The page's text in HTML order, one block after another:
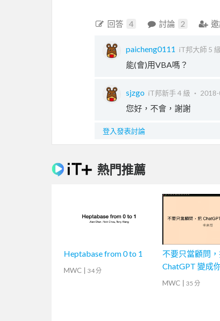
回答 4 討論 2
paicheng0111 iT邦大師 5
能(會)用VBA嗎？
sjzgo iT邦新手 4 級 ‧
您好，不會，謝謝
登入發表討論
熱門推薦
Heptabase from 0 to 1
MWC | 34 分
不要只當顧問
ChatGPT 變成
MWC | 35 分